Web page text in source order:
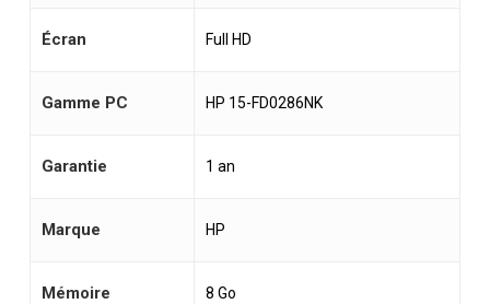
Écran Full HD
Gamme PC HP 15-FD0286NK
Garantie 1 an
Marque HP
Mémoire 8 Go